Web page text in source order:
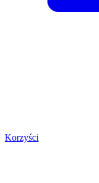
Korzyści